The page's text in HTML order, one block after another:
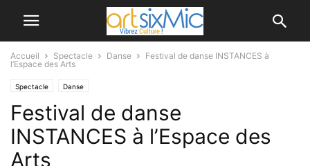
Accueil Spectacle Danse
Festival de danse INSTANCES à
l’Espace des Arts
Spectacle Danse
Festival de danse
INSTANCES à l’Espace des
Arts